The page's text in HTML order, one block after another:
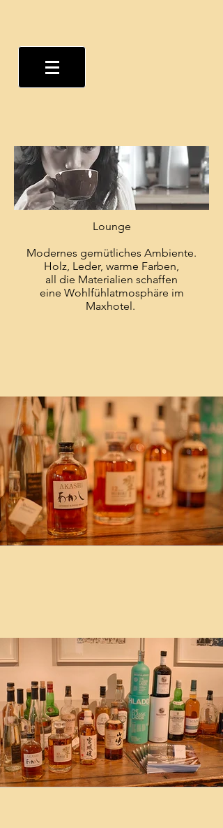
Lounge
Modernes gemütliches Ambiente.
Holz, Leder, warme Farben,
all die Materialien schaffen
eine Wohlfühlatmosphäre im
Maxhotel.